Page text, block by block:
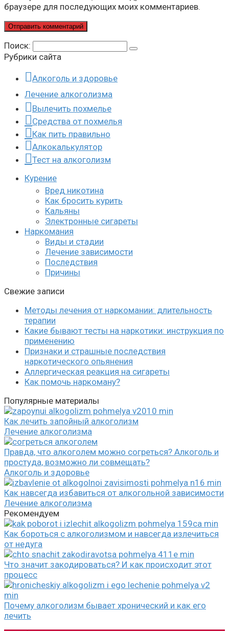
браузере для последующих моих комментариев.
Поиск:
Рубрики сайта
Алкоголь и здоровье
Лечение алкоголизма
Вылечить похмелье
Средства от похмелья
Как пить правильно
Алкокалькулятор
Тест на алкоголизм
Курение
Вред никотина
Как бросить курить
Кальяны
Электронные сигареты
Наркомания
Виды и стадии
Лечение зависимости
Последствия
Причины
Свежие записи
Методы лечения от наркомании: длительность
терапии
Какие бывают тесты на наркотики: инструкция по
применению
Признаки и страшные последствия
наркотического опьянения
Аллергическая реакция на сигареты
Как помочь наркоману?
Популярные материалы
Как лечить запойный алкоголизм
Лечение алкоголизма
Правда, что алкоголем можно согреться? Алкоголь и
простуда, возможно ли совмещать?
Алкоголь и здоровье
Как навсегда избавиться от алкогольной зависимости
Лечение алкоголизма
Рекомендуем
Как бороться с алкоголизмом и навсегда излечиться
от недуга
Что значит закодироваться? И как происходит этот
процесс
Почему алкоголизм бывает хронический и как его
лечить